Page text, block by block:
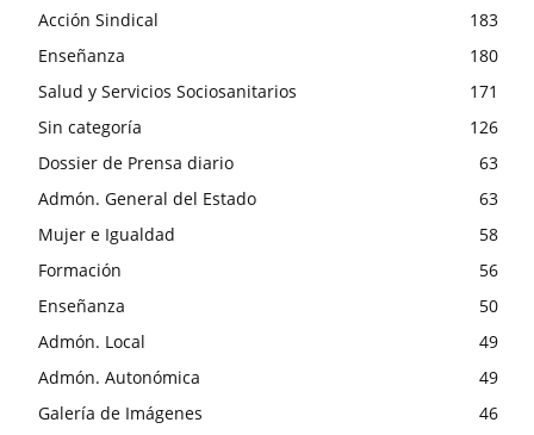
Acción Sindical
183
Enseñanza
180
Salud y Servicios Sociosanitarios
171
Sin categoría
126
Dossier de Prensa diario
63
Admón. General del Estado
63
Mujer e Igualdad
58
Formación
56
Enseñanza
50
Admón. Local
49
Admón. Autonómica
49
Galería de Imágenes
46